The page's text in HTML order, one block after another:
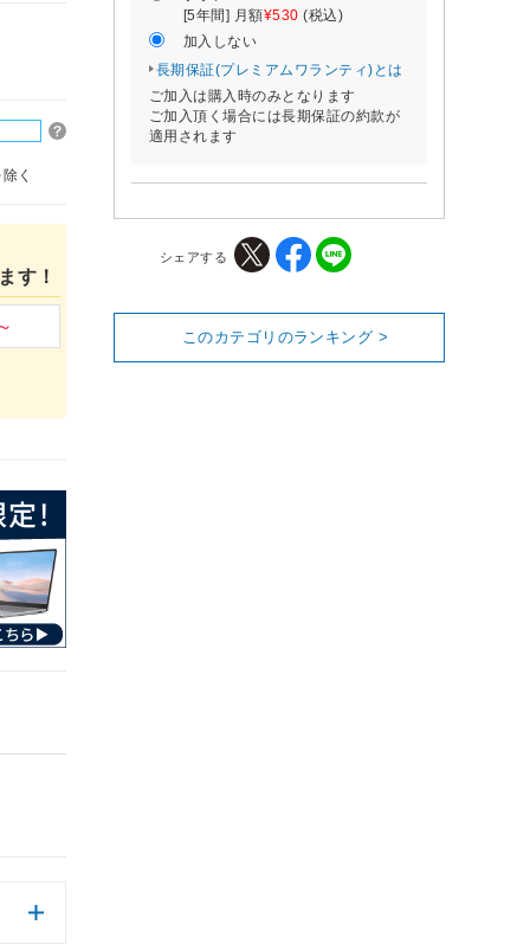
く
す！
[5年間] 月額¥530 (税込)
加入しない
長期保証(プレミアムワランティ)とは
ご加入は購入時のみとなります
ご加入頂く場合には長期保証の約款が
適用されます
シェアする
このカテゴリのランキング >